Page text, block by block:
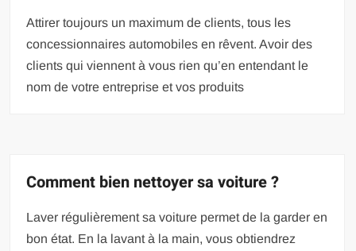
Attirer toujours un maximum de clients, tous les
concessionnaires automobiles en rêvent. Avoir des
clients qui viennent à vous rien qu’en entendant le
nom de votre entreprise et vos produits
Comment bien nettoyer sa voiture ?
Laver régulièrement sa voiture permet de la garder en
bon état. En la lavant à la main, vous obtiendrez